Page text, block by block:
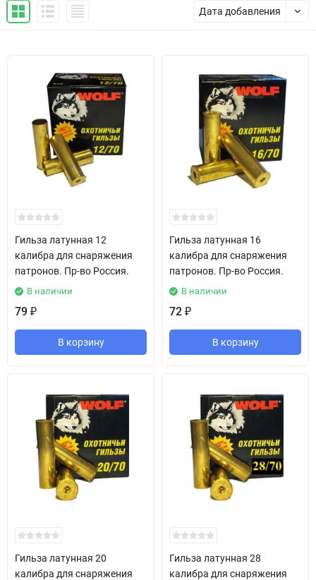
Дата добавления
Гильза латунная 12
калибра для снаряжения
патронов. Пр-во Россия.
В наличии
79 ₽
В корзину
Гильза латунная 16
калибра для снаряжения
патронов. Пр-во Россия.
В наличии
72 ₽
В корзину
Гильза латунная 20
калибра для снаряжения
Гильза латунная 28
калибра для снаряжения